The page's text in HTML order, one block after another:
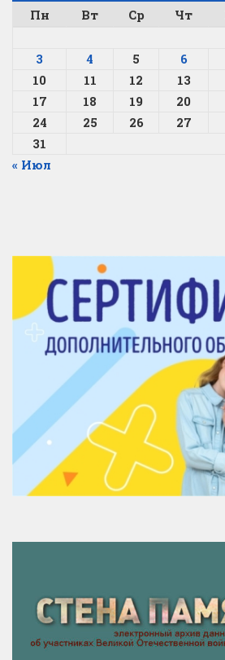
Пн Вт Ср Чт
3
4 5 6
10
11 12 13
17
18 19 20
24
25 26 27
31
« Июл